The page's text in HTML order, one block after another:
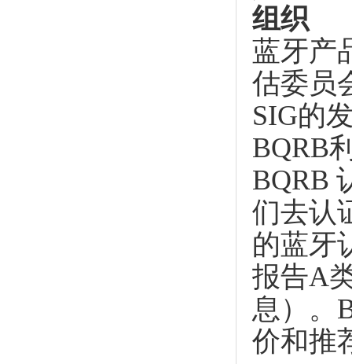
组织
蓝牙产
估委员
SIG的
BQRB
BQRB
们去认
的蓝牙
报告A
息）。
价和推